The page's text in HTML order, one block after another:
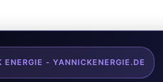
ENERGIE - YANNICKENERGIE.DE